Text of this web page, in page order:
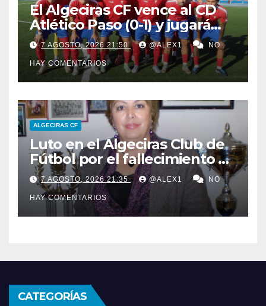
El Algeciras CF vence al CD
Atlético Paso (0-1) y jugará
por el LVII Torneo ‘San Ginés’
ante el Arenas de Getxo
7 AGOSTO, 2026 21:50 @ALEX1 NO
HAY COMENTARIOS
ALGECIRAS CF
Luto en el Algeciras Club de
Fútbol por el fallecimiento de
su primera y única
presidenta: María de los
Ángeles Carrasco
7 AGOSTO, 2026 21:35 @ALEX1 NO
HAY COMENTARIOS
CATEGORÍAS